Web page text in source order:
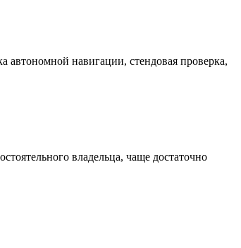
автономной навигации, стендовая проверка,
владельца, чаще достаточно